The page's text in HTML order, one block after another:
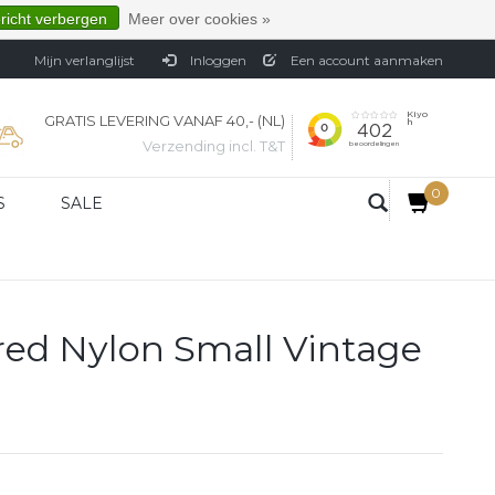
Mijn verlanglijst Inloggen Een account aanmaken
GRATIS LEVERING VANAF 40,- (NL)
Verzending incl. T&T
SALE
0
Nylon Small Vintage
verbergen Meer over cookies »